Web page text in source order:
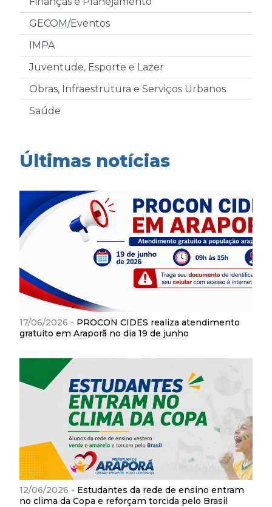
GECOM/Eventos
IMPA
Juventude, Esporte e Lazer
Obras, Infraestrutura e Serviços Urbanos
Saúde
Últimas notícias
17/06/2026 - PROCON CIDES realiza atendimento
gratuito em Araporã no dia 19 de junho
12/06/2026 - Estudantes da rede de ensino entram
no clima da Copa e reforçam torcida pelo Brasil